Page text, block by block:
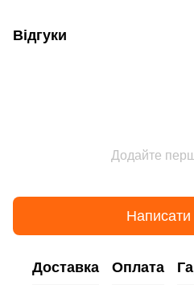
Відгуки
Додайте
Написати
Доставка Оплата